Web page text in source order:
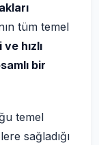
tüm temel
hızlı
bir
temel
sağladığı